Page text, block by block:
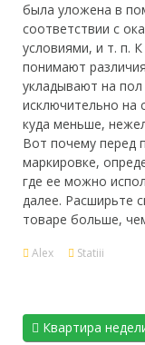
была уложена в
соответствии с
условиями, и т. п.
понимают
укладывают на
исключительно на
куда меньше,
Вот почему перед
маркировке,
где ее можно
далее. Расширьте
товаре больше,
Alex Statiii
Квартира